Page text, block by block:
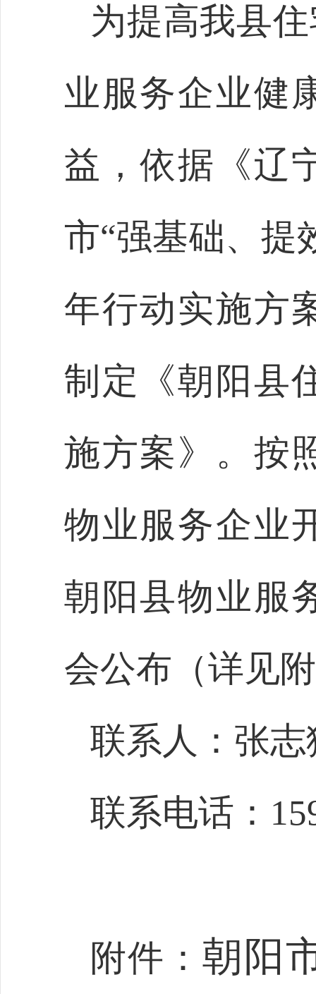
为提高我县
业服务企业健
益，依据《辽
市“强基础、提
年行动实施方
制定《朝阳县
施方案》。按
物业服务企业
朝阳县物业服
会公布（详见
联系人：张志
联系电话：
附件： 朝阳